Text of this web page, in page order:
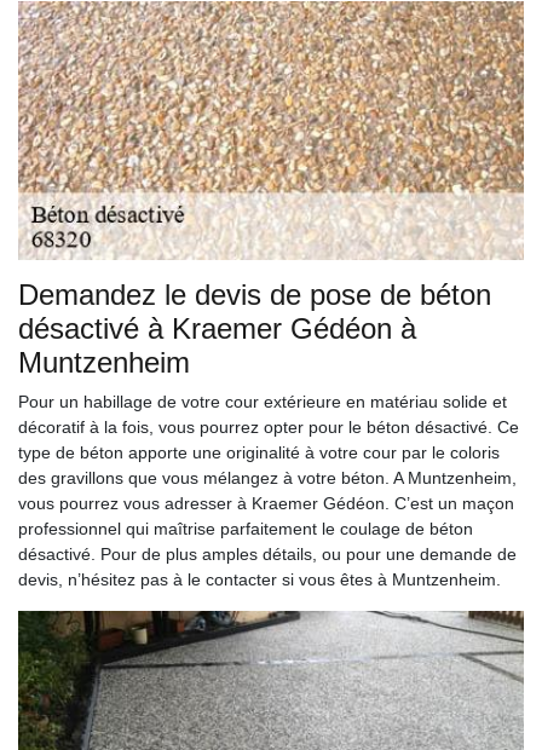
Demandez le devis de pose de béton
désactivé à Kraemer Gédéon à
Muntzenheim
Pour un habillage de votre cour extérieure en matériau solide et
décoratif à la fois, vous pourrez opter pour le béton désactivé. Ce
type de béton apporte une originalité à votre cour par le coloris
des gravillons que vous mélangez à votre béton. A Muntzenheim,
vous pourrez vous adresser à Kraemer Gédéon. C’est un maçon
professionnel qui maîtrise parfaitement le coulage de béton
désactivé. Pour de plus amples détails, ou pour une demande de
devis, n’hésitez pas à le contacter si vous êtes à Muntzenheim.